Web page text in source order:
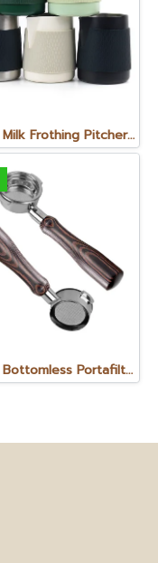
IKAPE Milk Frothing Pitcher-V3 พิชเชอร์ ไม่มีหูจับ V3 ขนาด 500 ml. (1ใบ)
IKAPE Bottomless Portafilter Colorful Wooden Handle-Hhantom ก้านชงแบบไม่มีทางน้ำไหล หัว E61 สี Shadow Black ขนาด 58 mm